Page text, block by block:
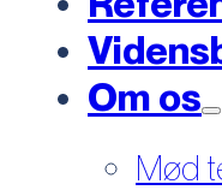
Om os
Mød